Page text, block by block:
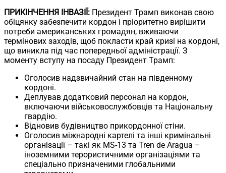
ПРИКІНЧЕННЯ ІНВАЗІЇ: Президент Трамп виконав свою
обіцянку забезпечити кордон і пріоритетно вирішити
потреби американських громадян, вживаючи
термінових заходів, щоб покласти край кризі на кордоні,
що виникла під час попередньої адміністрації. З
моменту вступу на посаду Президент Трамп:
Оголосив надзвичайний стан на південному
кордоні.
Деплував додатковий персонал на кордон,
включаючи військовослужбовців та Національну
гвардію.
Відновив будівництво прикордонної стіни.
Оголосив міжнародні картелі та інші кримінальні
організації – такі як MS-13 та Tren de Aragua –
іноземними терористичними організаціями та
спеціально призначеними глобальними